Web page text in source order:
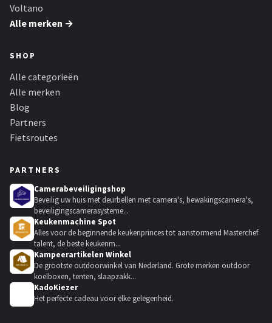
Voltano
Alle merken →
SHOP
Alle categorieën
Alle merken
Blog
Partners
Fietsroutes
PARTNERS
Camerabeveiligingshop
Beveilig uw huis met deurbellen met camera's, bewakingscamera's,
beveiligingscamerasysteme...
Keukenmachine Spot
Alles voor de beginnende keukenprinces tot aanstormend Masterchef
talent, de beste keukenm...
Kampeerartikelen Winkel
De grootste outdoorwinkel van Nederland. Grote merken outdoor
koelboxen, tenten, slaapzakk...
KadoKiezer
Het perfecte cadeau voor elke gelegenheid.